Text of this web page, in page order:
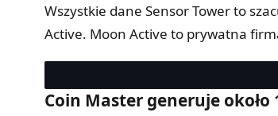
Wszystkie dane Sensor Tower to
Active. Moon Active to prywatna
Coin Master generuje